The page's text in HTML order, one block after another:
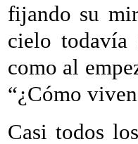
fijando su
cielo todavía
como al
“¿Cómo
Casi todos